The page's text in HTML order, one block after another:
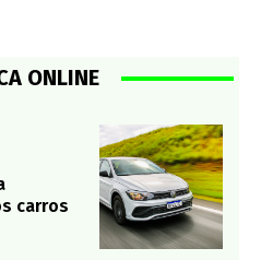
ONLINE
carros